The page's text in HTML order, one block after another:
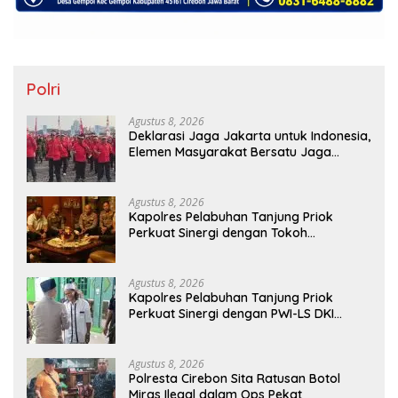
Polri
Agustus 8, 2026
Deklarasi Jaga Jakarta untuk Indonesia,
Elemen Masyarakat Bersatu Jaga
Agustus 8, 2026
Kapolres Pelabuhan Tanjung Priok
Perkuat Sinergi dengan Tokoh
Agustus 8, 2026
Kapolres Pelabuhan Tanjung Priok
Perkuat Sinergi dengan PWI-LS DKI
Agustus 8, 2026
Polresta Cirebon Sita Ratusan Botol
Miras Ilegal dalam Ops Pekat